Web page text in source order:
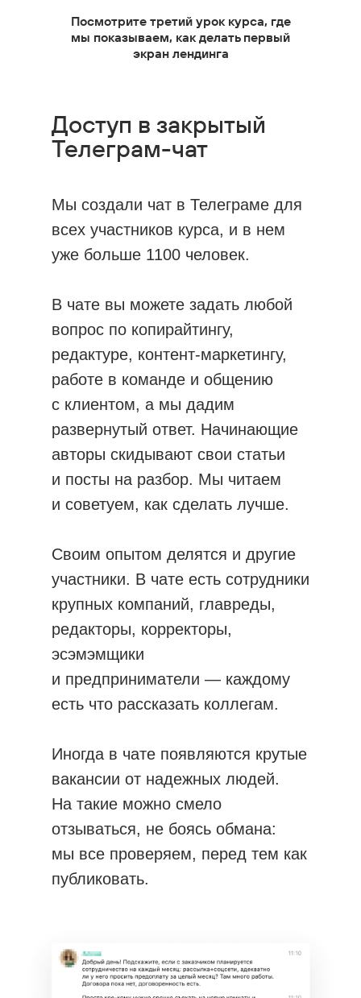
Посмотрите третий урок курса, где
мы показываем, как делать первый
экран лендинга
Доступ в закрытый
Телеграм-чат
Мы создали чат в Телеграме для
всех участников курса, и в нем
уже больше 1100 человек.
В чате вы можете задать любой
вопрос по копирайтингу,
редактуре, контент-маркетингу,
работе в команде и общению
с клиентом, а мы дадим
развернутый ответ. Начинающие
авторы скидывают свои статьи
и посты на разбор. Мы читаем
и советуем, как сделать лучше.
Своим опытом делятся и другие
участники. В чате есть сотрудники
крупных компаний, главреды,
редакторы, корректоры,
эсэмэмщики
и предприниматели — каждому
есть что рассказать коллегам.
Иногда в чате появляются крутые
вакансии от надежных людей.
На такие можно смело
отзываться, не боясь обмана:
мы все проверяем, перед тем как
публиковать.
Корпоративное обучение
Теоретические курсы
Сделаемский блог
Партнерская программа
Индивидуальное обучение
Конструктор скидок
Вакансии